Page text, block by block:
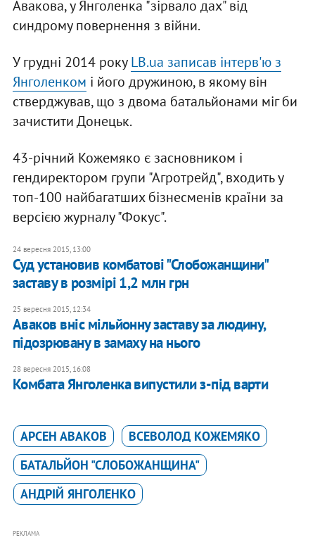
Авакова, у Янголенка "зірвало дах" від
синдрому повернення з війни.
У грудні 2014 рокуLB.ua записав інтерв'ю з
Янголенком і його дружиною, в якому він
стверджував, що з двома батальйонами міг би
зачистити Донецьк.
43-річний Кожемяко є засновником і
гендиректором групи "Агротрейд", входить у
топ-100 найбагатших бізнесменів країни за
версією журналу "Фокус".
24 вересня 2015, 13:00
Суд установив комбатові "Слобожанщини"
заставу в розмірі 1,2 млн грн
25 вересня 2015, 12:34
Аваков вніс мільйонну заставу за людину,
підозрювану в замаху на нього
28 вересня 2015, 16:08
Комбата Янголенка випустили з-під варти
АРСЕН АВАКОВ
ВСЕВОЛОД КОЖЕМЯКО
БАТАЛЬЙОН "СЛОБОЖАНЩИНА"
АНДРІЙ ЯНГОЛЕНКО
РЕКЛАМА